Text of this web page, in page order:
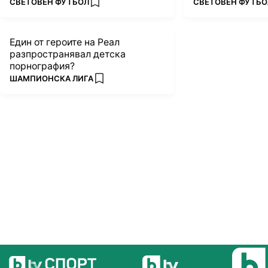
СВЕТОВЕН ФУТБОЛ add favorites СВЕТОВЕН
Един от героите на Реал
разпространявал детска
порнография?
ПОВЕЧЕ ОТ
ШАМПИОНСКА ЛИГА add favorites